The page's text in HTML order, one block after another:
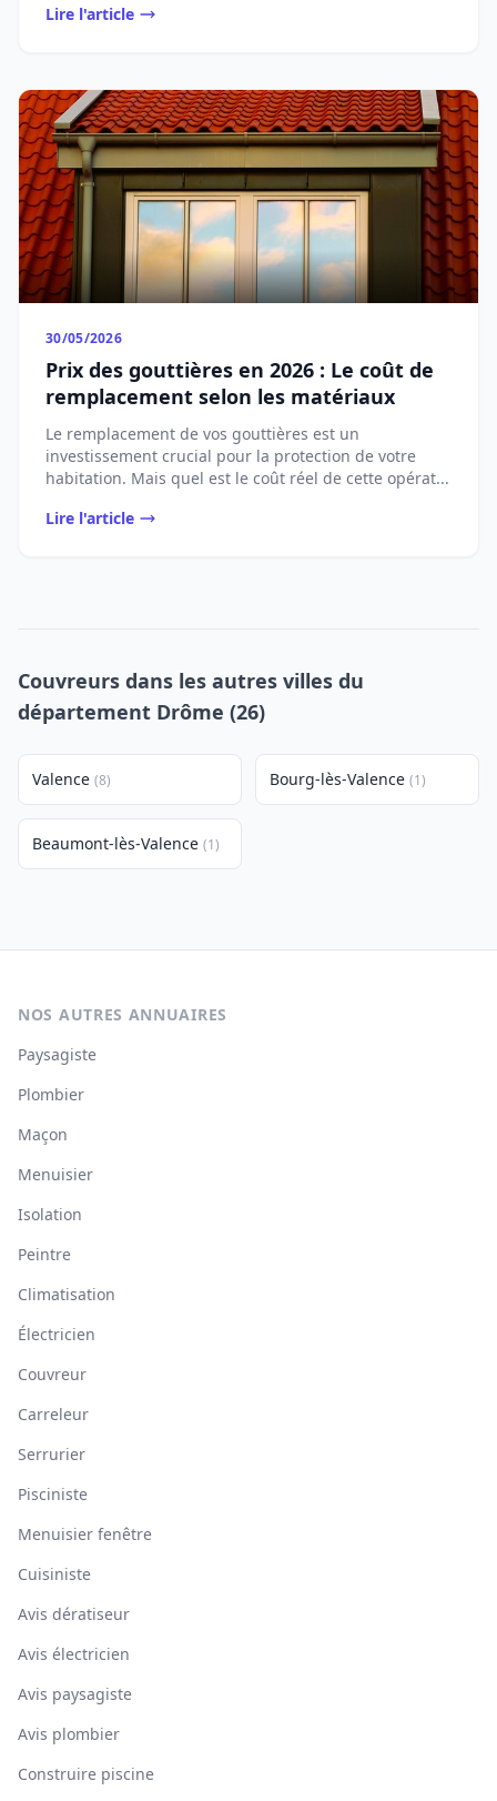
Lire l'article
30/05/2026
Prix des gouttières en 2026 : Le coût de
remplacement selon les matériaux
Le remplacement de vos gouttières est un
investissement crucial pour la protection de votre
habitation. Mais quel est le coût réel de cette opérat...
Lire l'article
Couvreurs dans les autres villes du
département Drôme (26)
Valence (8) Bourg-lès-Valence (1)
Beaumont-lès-Valence (1)
NOS AUTRES ANNUAIRES
Paysagiste
Plombier
Maçon
Menuisier
Isolation
Peintre
Climatisation
Électricien
Couvreur
Carreleur
Serrurier
Pisciniste
Menuisier fenêtre
Cuisiniste
Avis dératiseur
Avis électricien
Avis paysagiste
Avis plombier
Construire piscine